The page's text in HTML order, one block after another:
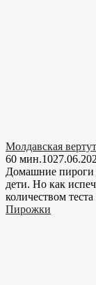
Молдавская
60 мин.10
Домашние пироги
дети. Но как
количеством
Пирожки